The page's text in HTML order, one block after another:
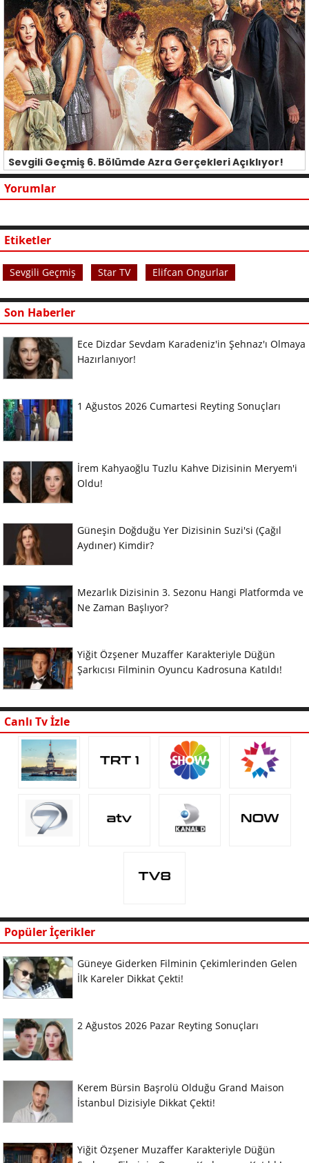
Sevgili Geçmiş 6. Bölümde Azra Gerçekleri Açıklıyor!
Yorumlar
Etiketler
Sevgili Geçmiş Star TV Elifcan Ongurlar
Son Haberler
Ece Dizdar Sevdam Karadeniz'in Şehnaz'ı Olmaya
Hazırlanıyor!
1 Ağustos 2026 Cumartesi Reyting Sonuçları
İrem Kahyaoğlu Tuzlu Kahve Dizisinin Meryem'i
Oldu!
Güneşin Doğduğu Yer Dizisinin Suzi'si (Çağıl
Aydıner) Kimdir?
Mezarlık Dizisinin 3. Sezonu Hangi Platformda ve
Ne Zaman Başlıyor?
Yiğit Özşener Muzaffer Karakteriyle Düğün
Şarkıcısı Filminin Oyuncu Kadrosuna Katıldı!
Canlı Tv İzle
Popüler İçerikler
Güneye Giderken Filminin Çekimlerinden Gelen
İlk Kareler Dikkat Çekti!
2 Ağustos 2026 Pazar Reyting Sonuçları
Kerem Bürsin Başrolü Olduğu Grand Maison
İstanbul Dizisiyle Dikkat Çekti!
Yiğit Özşener Muzaffer Karakteriyle Düğün